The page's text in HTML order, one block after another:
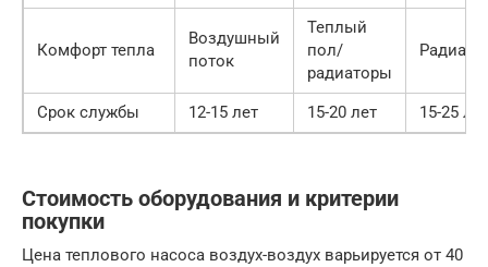
Комфорт тепла
Воздушный
поток
Теплый
пол/
радиаторы
Срок службы 12-15 лет 15-20 лет 15-25 лет
Стоимость оборудования и критерии
покупки
Цена теплового насоса воздух-воздух варьируется от 40